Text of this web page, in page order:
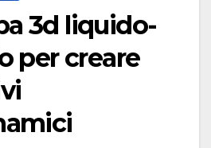
3d liquido-
per creare